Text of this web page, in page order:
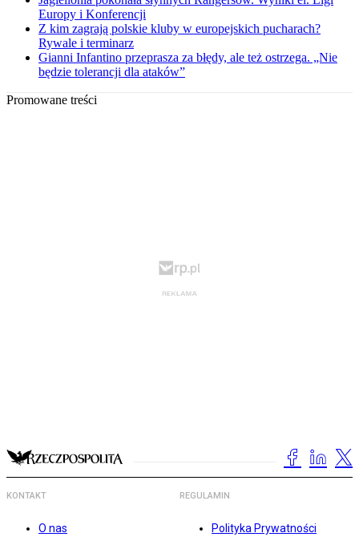
Europy i Konferencji
Z kim zagrają polskie kluby w europejskich pucharach?
Rywale i terminarz
Gianni Infantino przeprasza za błędy, ale też ostrzega. „Nie
będzie tolerancji dla ataków”
Promowane treści
KONTAKT
O nas
REGULAMIN
Polityka Prywatności